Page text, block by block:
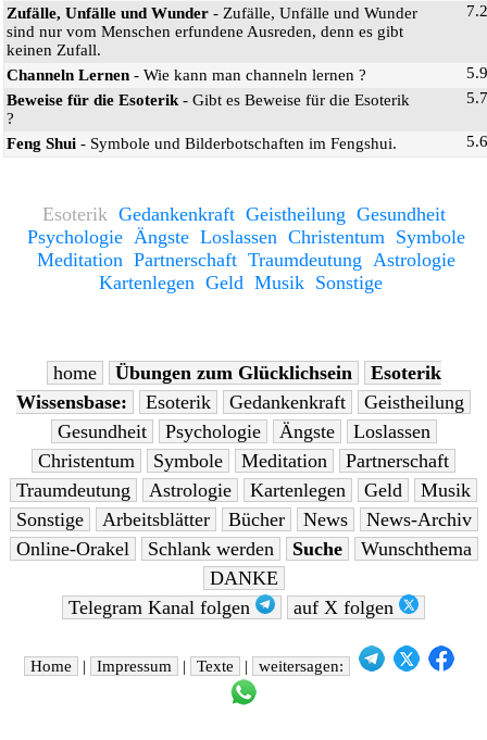
Zufälle, Unfälle und Wunder - Zufälle, Unfälle und Wunder
sind nur vom Menschen erfundene Ausreden, denn es gibt
keinen Zufall.
7.2
Channeln Lernen - Wie kann man channeln lernen ?
5.9
Beweise für die Esoterik - Gibt es Beweise für die Esoterik
?
5.7
Feng Shui - Symbole und Bilderbotschaften im Fengshui. 5.6
Esoterik Gedankenkraft Geistheilung Gesundheit
Psychologie Ängste Loslassen Christentum Symbole
Meditation Partnerschaft Traumdeutung Astrologie
Kartenlegen Geld Musik Sonstige
home Übungen zum Glücklichsein
Esoterik
Wissensbase:
Esoterik Gedankenkraft
Geistheilung
Gesundheit
Psychologie Ängste
Loslassen
Christentum
Symbole Meditation
Partnerschaft
Traumdeutung
Astrologie Kartenlegen Geld
Musik
Sonstige
Arbeitsblätter Bücher News
News-Archiv
Online-Orakel
Schlank werden Suche
Wunschthema
DANKE
Telegram Kanal folgen
auf X folgen
Home | Impressum | Texte | weitersagen: